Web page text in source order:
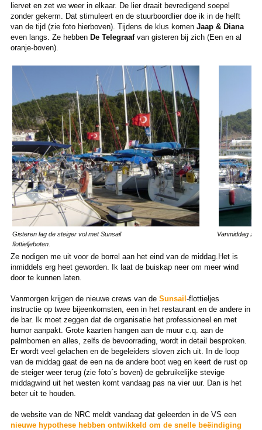
liervet en zet we weer in elkaar. De lier draait bevredigend soepel
zonder gekerm. Dat stimuleert en de stuurboordlier doe ik in de helft
van de tijd (zie foto hierboven). Tijdens de klus komen Jaap & Diana
even langs. Ze hebben De Telegraaf van gisteren bij zich (Een en al
oranje-boven).
Gisteren lag de steiger vol met Sunsail
flottieljeboten.
Vanmiddag
Ze nodigen me uit voor de borrel aan het eind van de middag.Het is
inmiddels erg heet geworden. Ik laat de buiskap neer om meer wind
door te kunnen laten.
Vanmorgen krijgen de nieuwe crews van de Sunsail-flottieljes
instructie op twee bijeenkomsten, een in het restaurant en de andere in
de bar. Ik moet zeggen dat de organisatie het professioneel en met
humor aanpakt. Grote kaarten hangen aan de muur c.q. aan de
palmbomen en alles, zelfs de bevoorrading, wordt in detail besproken.
Er wordt veel gelachen en de begeleiders sloven zich uit. In de loop
van de middag gaat de een na de andere boot weg en keert de rust op
de steiger weer terug (zie foto´s boven) de gebruikelijke stevige
middagwind uit het westen komt vandaag pas na vier uur. Dan is het
beter uit te houden.
de website van de NRC meldt vandaag dat geleerden in de VS een
nieuwe hypothese hebben ontwikkeld om de snelle beëindiging